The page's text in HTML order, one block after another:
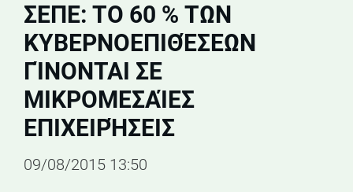
ΣΕΠΕ: ΤΟ 60 % ΤΩΝ
ΚΥΒΕΡΝΟΕΠΙΘΈΣΕΩΝ
ΓΊΝΟΝΤΑΙ ΣΕ
ΜΙΚΡΟΜΕΣΑΊΕΣ
ΕΠΙΧΕΙΡΉΣΕΙΣ
09/08/2015 13:50